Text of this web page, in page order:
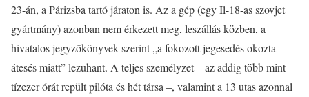
23-án, a Párizsba tartó járaton is. Az a gép (egy Il-18-as szovjet
gyártmány) azonban nem érkezett meg, leszállás közben, a
hivatalos jegyzőkönyvek szerint „a fokozott jegesedés okozta
átesés miatt” lezuhant. A teljes személyzet – az addig több mint
tízezer órát repült pilóta és hét társa –, valamint a 13 utas azonnal